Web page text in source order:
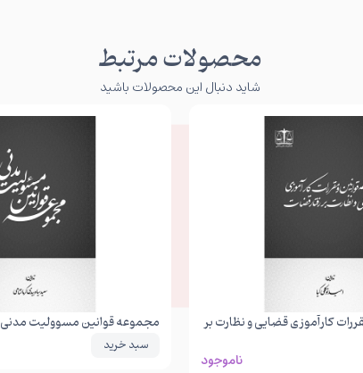
محصولات مرتبط
شاید دنبال این محصولات باشید
کارآموزی قضایی و نظارت بر
ناموجود
مجموعه قوانین مسوولیت مدنی
سبد خرید